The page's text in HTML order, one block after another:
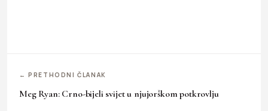
← PRETHODNI ČLANAK
Meg Ryan: Crno-bijeli svijet u njujorškom potkrovlju